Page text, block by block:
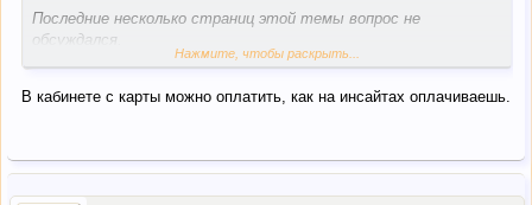
Последние несколько страниц этой темы вопрос не
обсуждался.
Куда платить то ?Нажмите, чтобы раскрыть...
В кабинете с карты можно оплатить, как на инсайтах оплачиваешь.